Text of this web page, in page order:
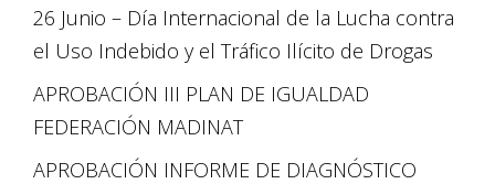
26 Junio – Día Internacional de la Lucha contra
el Uso Indebido y el Tráfico Ilícito de Drogas
APROBACIÓN III PLAN DE IGUALDAD
FEDERACIÓN MADINAT
APROBACIÓN INFORME DE DIAGNÓSTICO